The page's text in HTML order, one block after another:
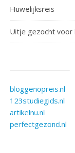
Huwelijksreis
Uitje gezocht voor
bloggenopreis.nl
123studiegids.nl
artikelnu.nl
perfectgezond.nl